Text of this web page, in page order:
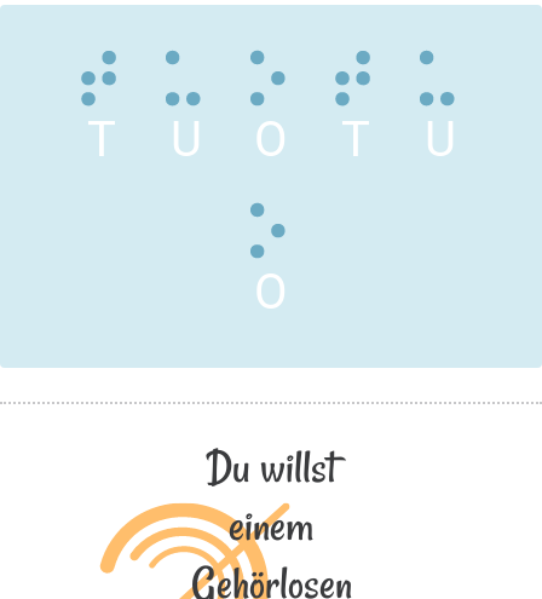
T U O T U
O
Du willst
einem
Gehörlosen